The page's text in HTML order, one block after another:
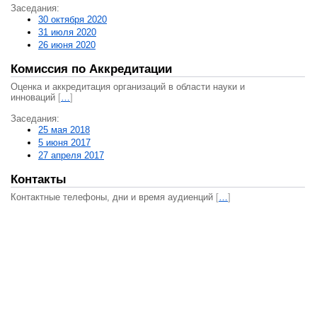
Заседания:
30 октября 2020
31 июля 2020
26 июня 2020
Комиссия по Аккредитации
Оценка и аккредитация организаций в области науки и
инноваций […]
Заседания:
25 мая 2018
5 июня 2017
27 апреля 2017
Контакты
Контактные телефоны, дни и время аудиенций […]